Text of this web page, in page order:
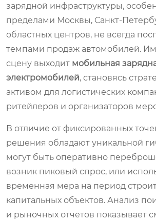
зарядной инфраструктуры,
пределами Москвы, Санкт-
областных центров, не всегда
темпами продаж автомобилей.
сцену выходит мобильная
электромобилей, становясь
активом для логистических
ритейлеров и организаторов
В отличие от фиксированных
решения обладают уникальной
могут быть оперативно
возник пиковый спрос, или
временная мера на период
капитальных объектов. Анализ
и рыночных отчетов показывает